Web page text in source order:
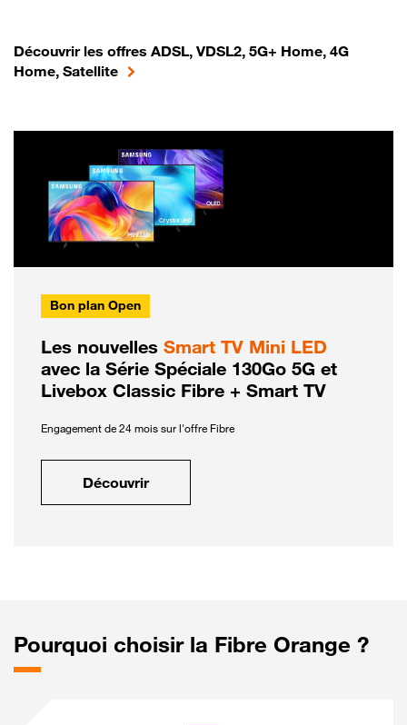
Découvrir les offres ADSL, VDSL2, 5G+ Home, 4G
Home, Satellite
Bon plan Open
Les nouvelles Smart TV Mini LED
avec la Série Spéciale 130Go 5G et
Livebox Classic Fibre + Smart TV
Engagement de 24 mois sur l'offre Fibre
Découvrir
Pourquoi choisir la Fibre Orange ?